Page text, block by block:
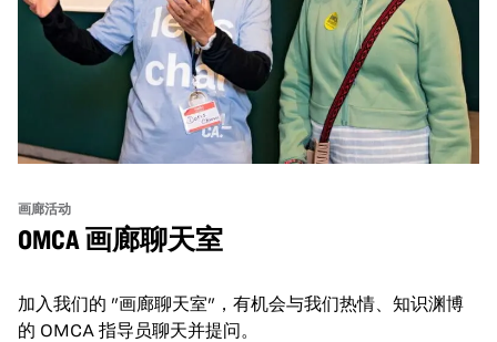
画廊活动
OMCA 画廊聊天室
加入我们的 "画廊聊天室"，有机会与我们热情、知识渊博
的 OMCA 指导员聊天并提问。